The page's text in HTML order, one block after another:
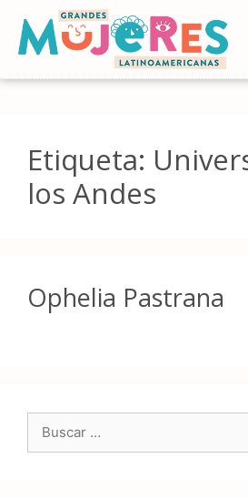
Etiqueta:
los Andes
Ophelia Pastrana